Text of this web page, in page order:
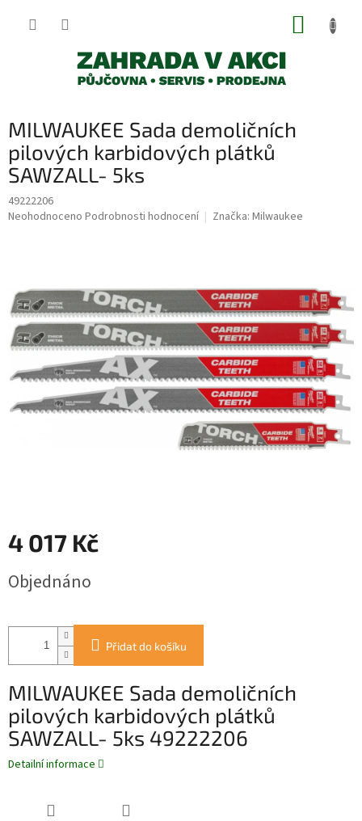
MILWAUKEE Sada demoličních
pilových karbidových plátků
SAWZALL- 5ks
49222206
Průměrné
5
hvězdiček.
Neohodnoceno Podrobnosti hodnocení Značka: Milwaukee
4 017 Kč
cena:
Objednáno
Přidat do košíku
MILWAUKEE Sada demoličních
pilových karbidových plátků
SAWZALL- 5ks 49222206
Detailní informace